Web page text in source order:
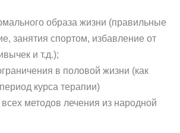
образа жизни (правильные
занятия спортом, избавление от
и т.д.);
в половой жизни (как
курса терапии)
методов лечения из народной